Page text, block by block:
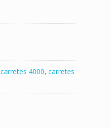
carretes 4000, carretes